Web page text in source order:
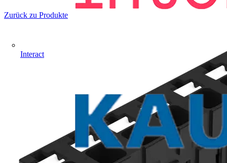
Interact
Zurück zu Produkte